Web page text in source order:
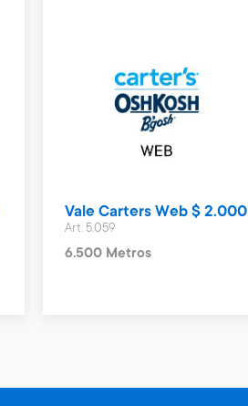
Vale Carters Web $ 2.000
Art. 5.059
6.500 Metros